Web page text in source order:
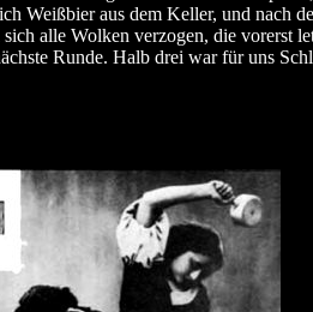
Weißbier aus dem Keller, und nach
alle Wolken verzogen, die vorerst
Runde. Halb drei war für uns